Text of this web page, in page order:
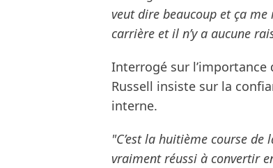
veut dire beaucoup et ça
carrière et il n’y a aucune
Interrogé sur
Russell insiste sur la
interne.
"C’est la huitième course
vraiment réussi à convertir